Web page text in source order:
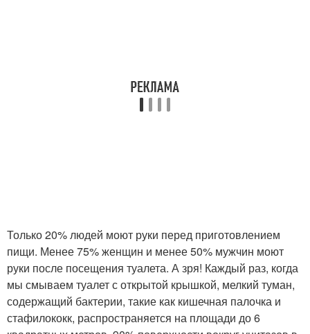
Только 20% людей моют руки перед приготовлением
пищи. Менее 75% женщин и менее 50% мужчин моют
руки после посещения туалета. А зря! Каждый раз, когда
мы смываем туалет с открытой крышкой, мелкий туман,
содержащий бактерии, такие как кишечная палочка и
стафилококк, распространяется на площади до 6